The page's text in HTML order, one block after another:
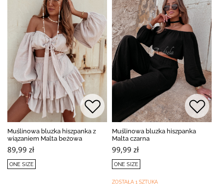
Muślinowa bluzka hiszpanka z
wiązaniem Malta beżowa
89,99 zł
ONE SIZE
Muślinowa bluzka hiszpanka
Malta czarna
99,99 zł
ONE SIZE
ZOSTAŁA 1 SZTUKA